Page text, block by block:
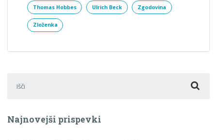
Thomas Hobbes Ulrich Beck Zgodovina
Zloženka
Najnovejši prispevki